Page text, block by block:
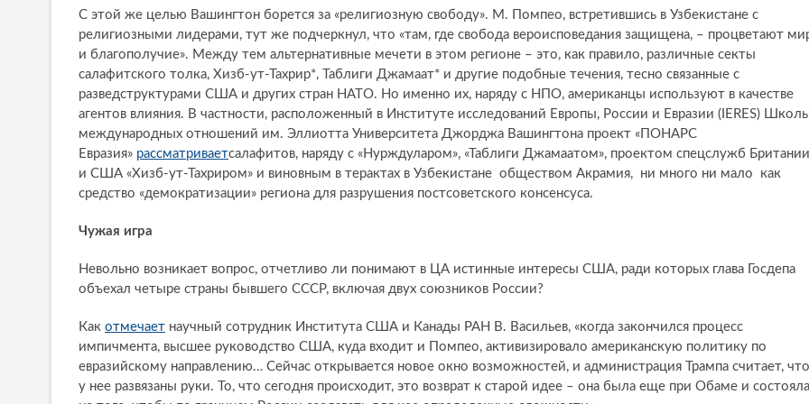
С этой же целью Вашингтон борется за «религиозную свободу». М. Помпео, встретившись в Узбекистане с
религиозными лидерами, тут же подчеркнул, что «там, где свобода вероисповедания защищена, – процветают
и благополучие». Между тем альтернативные мечети в этом регионе – это, как правило, различные секты
салафитского толка, Хизб-ут-Тахрир*, Таблиги Джамаат* и другие подобные течения, тесно связанные с
разведструктурами США и других стран НАТО. Но именно их, наряду с НПО, американцы используют в качестве
агентов влияния. В частности, расположенный в Институте исследований Европы, России и Евразии (IERES)
международных отношений им. Эллиотта Университета Джорджа Вашингтона проект «ПОНАРС
Евразия» рассматриваетсалафитов, наряду с «Нурждуларом», «Таблиги Джамаатом», проектом спецслужб Британии
и США «Хизб-ут-Тахриром» и виновным в терактах в Узбекистане обществом Акрамия, ни много ни мало как
средство «демократизации» региона для разрушения постсоветского консенсуса.
Чужая игра
Невольно возникает вопрос, отчетливо ли понимают в ЦА истинные интересы США, ради которых глава Госдепа
объехал четыре страны бывшего СССР, включая двух союзников России?
Как отмечает научный сотрудник Института США и Канады РАН В. Васильев, «когда закончился процесс
импичмента, высшее руководство США, куда входит и Помпео, активизировало американскую политику по
евразийскому направлению… Сейчас открывается новое окно возможностей, и администрация Трампа считает, что
у нее развязаны руки. То, что сегодня происходит, это возврат к старой идее – она была еще при Обаме и состояла